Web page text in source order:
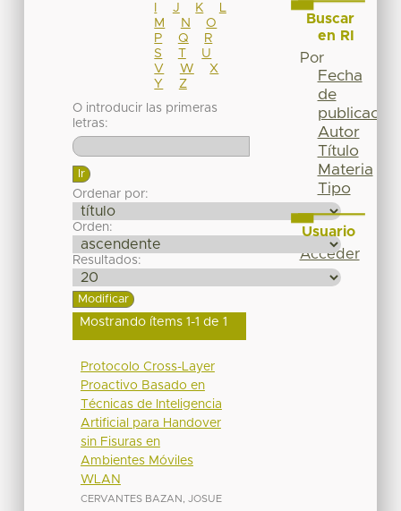
J K
M
N
O
P
Q
R
S
T
U
V
W
X
Y
Z
O introducir las primeras
letras:
Ordenar por:
Orden:
Resultados:
Mostrando ítems 1-1 de 1
Protocolo Cross-Layer
Proactivo Basado en
Técnicas de Inteligencia
Artificial para Handover
sin Fisuras en
Ambientes Móviles
WLAN
CERVANTES BAZAN, JOSUE
Buscar
en RI
Por
Fecha
de
publicación
Autor
Título
Materia
Tipo
Usuario
Acceder